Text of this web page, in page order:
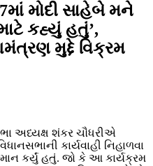
મોદી સાહેબે મને
કહ્યું હતું’,
મુદ્દે વિક્રમ
અધ્યક્ષ શંકર ચૌધરીએ
કાર્યવાહી નિહાળવા
કર્યું હતું. જો કે આ કાર્યક્રમ